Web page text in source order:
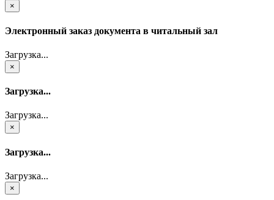
×
Электронный заказ документа в читальный зал
Загрузка...
×
Загрузка...
Загрузка...
×
Загрузка...
Загрузка...
×